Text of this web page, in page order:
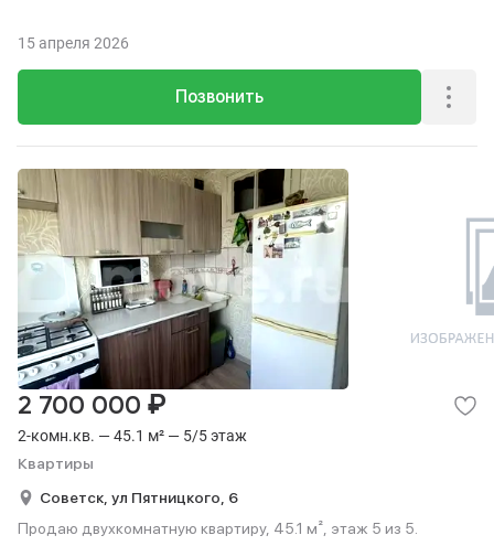
Позвонить
15 апреля 2026
2-комн.кв. — 45.1 м² — 5/5 этаж
Квартиры
2 700 000 ₽
Советск, ул Пятницкого, 6
Продаю двухкомнатную квартиру, 45.1 м², этаж 5 из 5.